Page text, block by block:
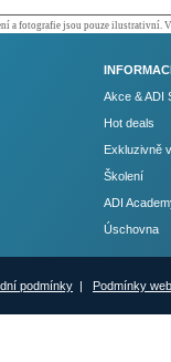
a fotografie jsou pouze ilustrativní.
Akce & ADI
Hot deals
Exkluzivně
Školení
ADI
Úschovna
podmínky | Podmínky